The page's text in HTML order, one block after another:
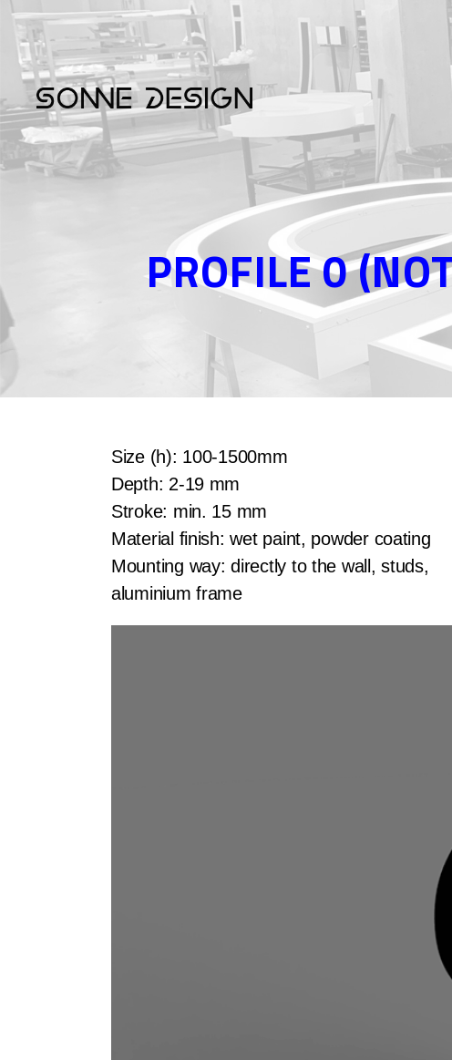
PROFILE 0
Size (h): 100-1500mm
Depth: 2-19 mm
Stroke: min. 15 mm
Material finish: wet paint, powder coating
Mounting way: directly to the wall, studs,
aluminium frame